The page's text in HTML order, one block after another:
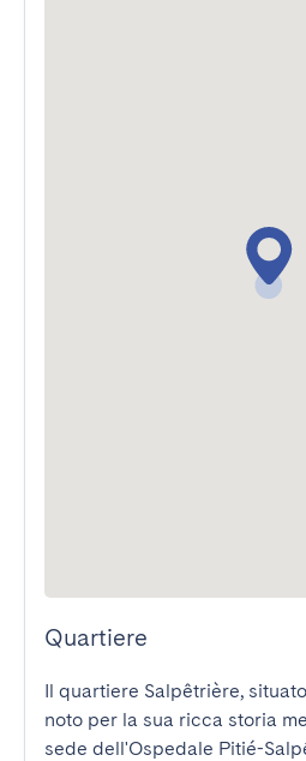
Quartiere
Il quartiere Salpêtrière,
noto per la sua ricca storia
sede dell'Ospedale Pitié-